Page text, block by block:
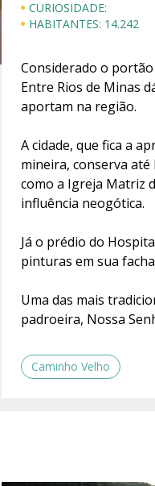
CURIOSIDADE:
HABITANTES: 14.242
Considerado o
Entre Rios de Minas
aportam na região.
A cidade, que fica a
mineira, conserva
como a Igreja Matriz
influência neogótica.
Já o prédio do
pinturas em sua
Uma das mais
padroeira, Nossa
Caminho Velho